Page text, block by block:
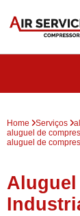
Home Serviços
aluguel de
aluguel de
Aluguel